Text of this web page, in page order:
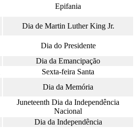
Epifania
Dia de Martin Luther King Jr.
Dia do Presidente
Dia da Emancipação
Sexta-feira Santa
Dia da Memória
Juneteenth Dia da Independência
Nacional
Dia da Independência